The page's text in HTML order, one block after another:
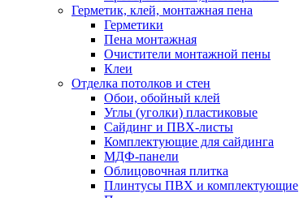
Герметик, клей, монтажная пена
Герметики
Пена монтажная
Очистители монтажной пены
Клеи
Отделка потолков и стен
Обои, обойный клей
Углы (уголки) пластиковые
Сайдинг и ПВХ-листы
Комплектующие для сайдинга
МДФ-панели
Облицовочная плитка
Плинтусы ПВХ и комплектующие